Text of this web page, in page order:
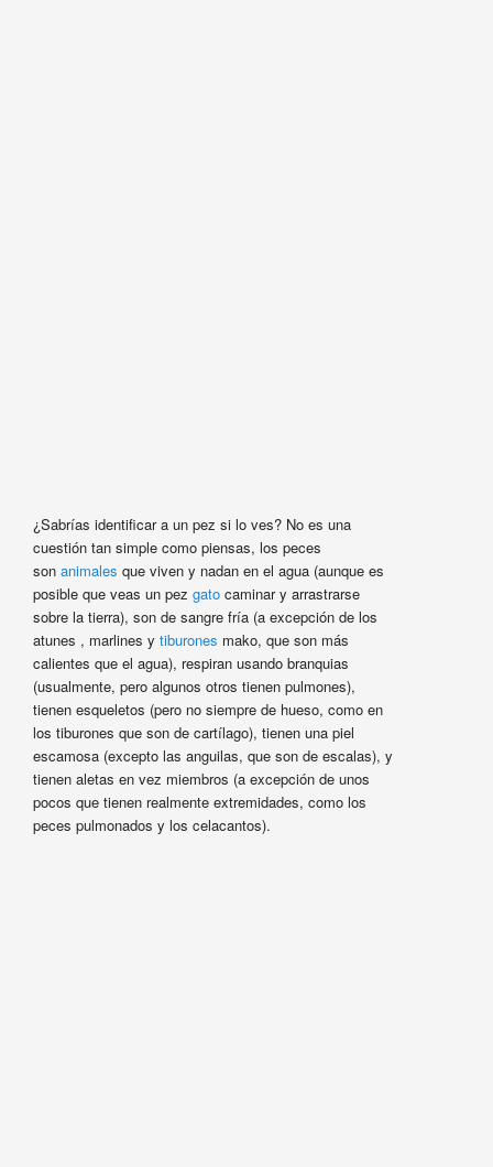
¿Sabrías identificar a un pez si lo ves? No es una
cuestión tan simple como piensas, los peces
son animales que viven y nadan en el agua (aunque es
posible que veas un pez gatocaminar y arrastrarse
sobre la tierra), son de sangre fría (a excepción de los
atunes , marlines y tiburones mako, que son más
calientes que el agua), respiran usando branquias
(usualmente, pero algunos otros tienen pulmones),
tienen esqueletos (pero no siempre de hueso, como en
los tiburones que son de cartílago), tienen una piel
escamosa (excepto las anguilas, que son de escalas), y
tienen aletas en vez miembros (a excepción de unos
pocos que tienen realmente extremidades, como los
peces pulmonados y los celacantos).